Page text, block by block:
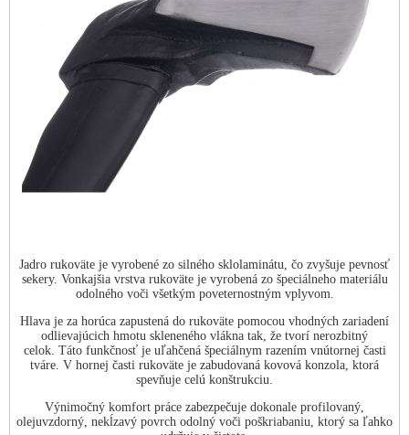
Jadro rukoväte je vyrobené zo silného sklolaminátu, čo zvyšuje pevnosť
sekery. Vonkajšia vrstva rukoväte je vyrobená zo špeciálneho materiálu
odolného voči všetkým poveternostným vplyvom.
Hlava je za horúca zapustená do rukoväte pomocou vhodných zariadení
odlievajúcich hmotu skleneného vlákna tak, že tvorí nerozbitný
celok. Táto funkčnosť je uľahčená špeciálnym razením vnútornej časti
tváre. V hornej časti rukoväte je zabudovaná kovová konzola, ktorá
spevňuje celú konštrukciu.
Výnimočný komfort práce zabezpečuje dokonale profilovaný,
olejuvzdorný, nekĺzavý povrch odolný voči poškriabaniu, ktorý sa ľahko